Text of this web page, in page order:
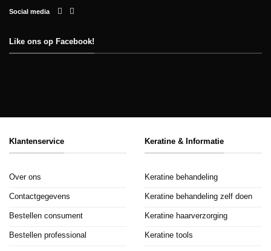
Social media
Like ons op Facebook!
Klantenservice
Over ons
Contactgegevens
Bestellen consument
Bestellen professional
Keratine & Informatie
Keratine behandeling
Keratine behandeling zelf doen
Keratine haarverzorging
Keratine tools